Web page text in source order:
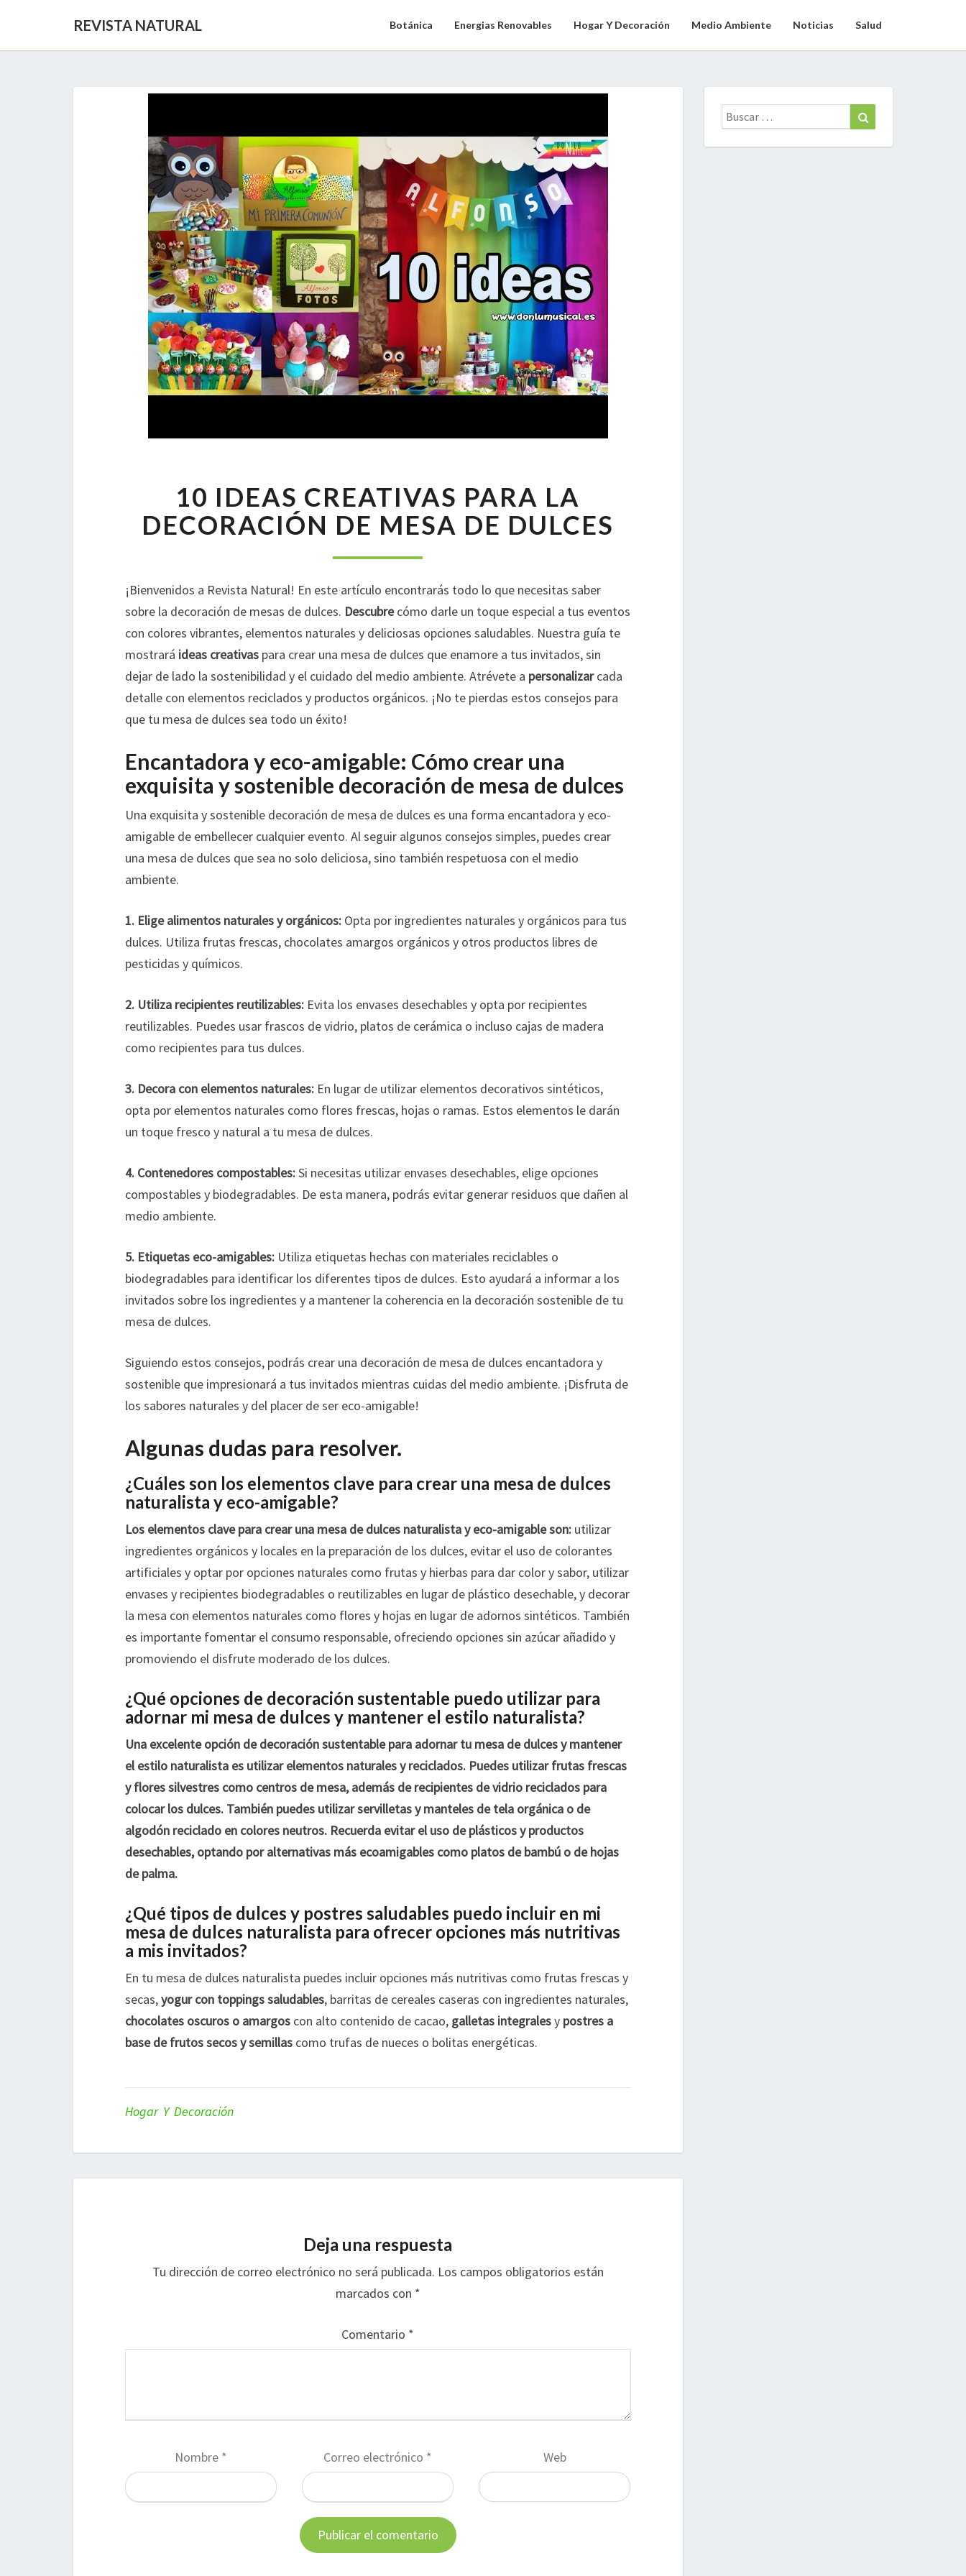
REVISTA NATURAL Botánica Energias Renovables Hogar Y Decoración Medio Ambiente Noticias Salud
IDEAS
CREATIVAS
PARA
DE
MESA
DE
DULCES
10 IDEAS CREATIVAS PARA LA
DECORACIÓN DE MESA DE DULCES
¡Bienvenidos a Revista Natural! En este artículo encontrarás todo lo que necesitas saber
sobre la decoración de mesas de dulces. Descubrecómo darle un toque especial a tus eventos
con colores vibrantes, elementos naturales y deliciosas opciones saludables. Nuestra guía te
mostrará ideas creativas para crear una mesa de dulces que enamore a tus invitados, sin
dejar de lado la sostenibilidad y el cuidado del medio ambiente. Atrévete a personalizarcada
detalle con elementos reciclados y productos orgánicos. ¡No te pierdas estos consejos para
que tu mesa de dulces sea todo un éxito!
Encantadora y eco-amigable: Cómo crear una
exquisita y sostenible decoración de mesa de dulces
Una exquisita y sostenible decoración de mesa de dulces es una forma encantadora y eco-
amigable de embellecer cualquier evento. Al seguir algunos consejos simples, puedes crear
una mesa de dulces que sea no solo deliciosa, sino también respetuosa con el medio
ambiente.
1. Elige alimentos naturales y orgánicos: Opta por ingredientes naturales y orgánicos para tus
dulces. Utiliza frutas frescas, chocolates amargos orgánicos y otros productos libres de
pesticidas y químicos.
2. Utiliza recipientes reutilizables: Evita los envases desechables y opta por recipientes
reutilizables. Puedes usar frascos de vidrio, platos de cerámica o incluso cajas de madera
como recipientes para tus dulces.
3. Decora con elementos naturales: En lugar de utilizar elementos decorativos sintéticos,
opta por elementos naturales como flores frescas, hojas o ramas. Estos elementos le darán
un toque fresco y natural a tu mesa de dulces.
4. Contenedores compostables:Si necesitas utilizar envases desechables, elige opciones
compostables y biodegradables. De esta manera, podrás evitar generar residuos que dañen al
medio ambiente.
5. Etiquetas eco-amigables: Utiliza etiquetas hechas con materiales reciclables o
biodegradables para identificar los diferentes tipos de dulces. Esto ayudará a informar a los
invitados sobre los ingredientes y a mantener la coherencia en la decoración sostenible de tu
mesa de dulces.
Siguiendo estos consejos, podrás crear una decoración de mesa de dulces encantadora y
sostenible que impresionará a tus invitados mientras cuidas del medio ambiente. ¡Disfruta de
los sabores naturales y del placer de ser eco-amigable!
Algunas dudas para resolver.
¿Cuáles son los elementos clave para crear una mesa de dulces
naturalista y eco-amigable?
Los elementos clave para crear una mesa de dulces naturalista y eco-amigable son: utilizar
ingredientes orgánicos y locales en la preparación de los dulces, evitar el uso de colorantes
artificiales y optar por opciones naturales como frutas y hierbas para dar color y sabor, utilizar
envases y recipientes biodegradables o reutilizables en lugar de plástico desechable, y decorar
la mesa con elementos naturales como flores y hojas en lugar de adornos sintéticos. También
es importante fomentar el consumo responsable, ofreciendo opciones sin azúcar añadido y
promoviendo el disfrute moderado de los dulces.
¿Qué opciones de decoración sustentable puedo utilizar para
adornar mi mesa de dulces y mantener el estilo naturalista?
Una excelente opción de decoración sustentable para adornar tu mesa de dulces y mantener
el estilo naturalista es utilizar elementos naturales y reciclados. Puedes utilizar frutas frescas
y flores silvestres como centros de mesa, además de recipientes de vidrio reciclados para
colocar los dulces. También puedes utilizar servilletas y manteles de tela orgánica o de
algodón reciclado en colores neutros. Recuerda evitar el uso de plásticos y productos
desechables, optando por alternativas más ecoamigables como platos de bambú o de hojas
de palma.
¿Qué tipos de dulces y postres saludables puedo incluir en mi
mesa de dulces naturalista para ofrecer opciones más nutritivas
a mis invitados?
En tu mesa de dulces naturalista puedes incluir opciones más nutritivas como frutas frescas y
secas,yogur con toppings saludables, barritas de cereales caseras con ingredientes naturales,
chocolates oscuros o amargos con alto contenido de cacao, galletas integralesy postres a
base de frutos secos y semillas como trufas de nueces o bolitas energéticas.
Hogar Y Decoración
Deja una respuesta
Tu dirección de correo electrónico no será publicada. Los campos obligatorios están
marcados con *
Comentario *
Nombre * Correo electrónico * Web
Buscar: